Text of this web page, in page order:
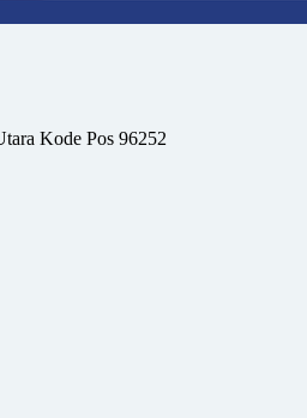
Kode Pos 96252